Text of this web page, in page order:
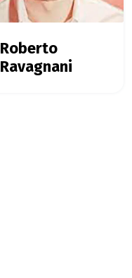
Roberto
Ravagnani